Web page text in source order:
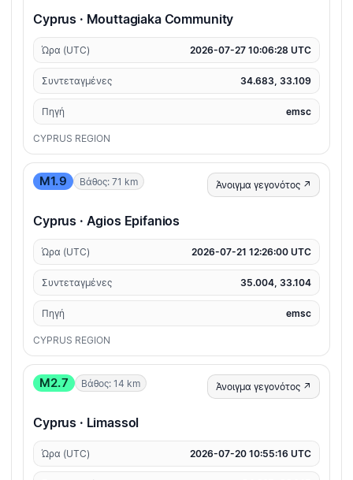
Cyprus · Mouttagiaka Community
Ώρα (UTC) 2026-07-27 10:06:28 UTC
Συντεταγμένες 34.683, 33.109
Πηγή emsc
CYPRUS REGION
M1.9 Βάθος: 71 km Άνοιγμα γεγονότος ↗
Cyprus · Agios Epifanios
Ώρα (UTC) 2026-07-21 12:26:00 UTC
Συντεταγμένες 35.004, 33.104
Πηγή emsc
CYPRUS REGION
M2.7 Βάθος: 14 km Άνοιγμα γεγονότος ↗
Cyprus · Limassol
Ώρα (UTC) 2026-07-20 10:55:16 UTC